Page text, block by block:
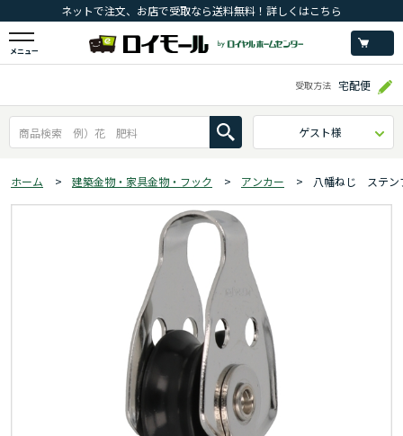
ネットで注文、お店で受取なら送料無料！詳しくはこちら
メニュー
受取方法 宅配便
ゲスト様
ホーム > 建築金物・家具金物・フック > アンカー > 八幡ねじ ステン